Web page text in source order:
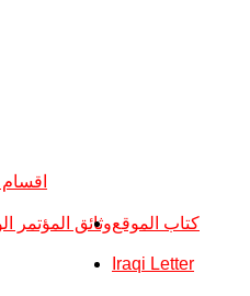
وثائق المؤتمركتاب الموقع
Iraqi Letter